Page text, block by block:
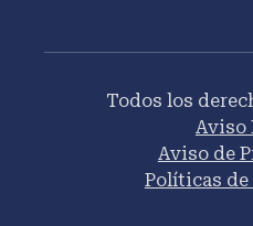
Todos los
Aviso
Aviso de
Políticas